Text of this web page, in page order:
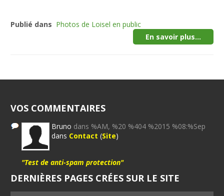
Publié dans Photos de Loisel en public
En savoir plus...
VOS COMMENTAIRES
Bruno dans %AM, %20 %404 %2015 %08:%Sep
dans Contact (Site)
"Test de anti-spam protection"
DERNIÈRES PAGES CRÉES SUR LE SITE